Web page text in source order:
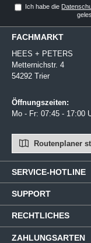
Ich habe die
SERVICE-HOTLINE
SUPPORT
RECHTLICHES
ZAHLUNGSARTEN
FACHMARKT
HEES + PETERS
Metternichstr. 4
54292 Trier
Öffnungszeiten:
Mo - Fr: 07:45 - 17:00
Routenplaner